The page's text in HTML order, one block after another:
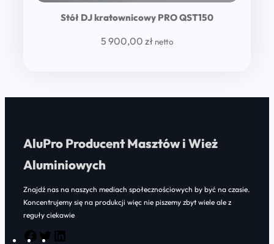
Stół DJ kratownicowy PRO QST150
5 900,00 zł netto
AluPro Producent Masztów i Wież
Aluminiowych
Znajdź nas na naszych mediach społecznościowych by być na czasie.
Koncentrujemy się na produkcji więc nie piszemy zbyt wiele ale z
reguły ciekawie
F
T